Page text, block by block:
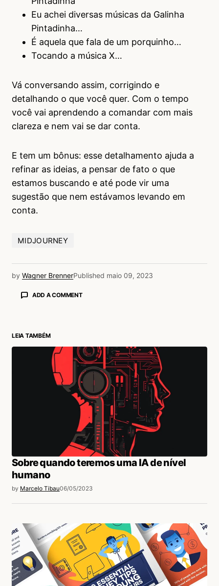
Eu achei diversas músicas da Galinha
Pintadinha…
É aquela que fala de um porquinho…
Tocando a música X…
Vá conversando assim, corrigindo e
detalhando o que você quer. Com o tempo
você vai aprendendo a comandar com mais
clareza e nem vai se dar conta.
E tem um bônus: esse detalhamento ajuda a
refinar as ideias, a pensar de fato o que
estamos buscando e até pode vir uma
sugestão que nem estávamos levando em
conta.
MIDJOURNEY
by Wagner BrennerPublished maio 09, 2023
ADD A COMMENT
LEIA TAMBÉM
Sobre quando teremos uma IA de nível
humano
by Marcelo Tibau06/05/2023